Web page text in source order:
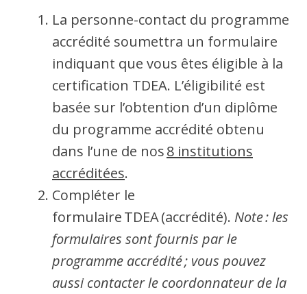
La personne-contact du programme
accrédité soumettra un formulaire
indiquant que vous êtes éligible à la
certification TDEA. L’éligibilité est
basée sur l’obtention d’un diplôme
du programme accrédité obtenu
dans l’une de nos8 institutions
accréditées.
Compléter le
formulaire TDEA (accrédité). Note : les
formulaires sont fournis par le
programme accrédité ; vous pouvez
aussi contacter le coordonnateur de la